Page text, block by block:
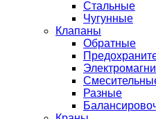
Стальные
Чугунные
Клапаны
Обратные
Разные